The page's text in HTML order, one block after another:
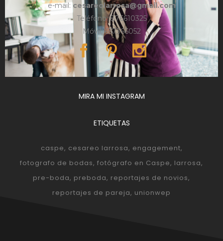
e-mail:cesareolarrosa@gmail.com
Teléfono: 876610325
Móvil: 657366052
MIRA MI INSTAGRAM
ETIQUETAS
caspe cesareo larrosa engagement
fotografo de bodas fotógrafo en Caspe larrosa
pre-boda preboda reportajes de novios
reportajes de pareja unionwep